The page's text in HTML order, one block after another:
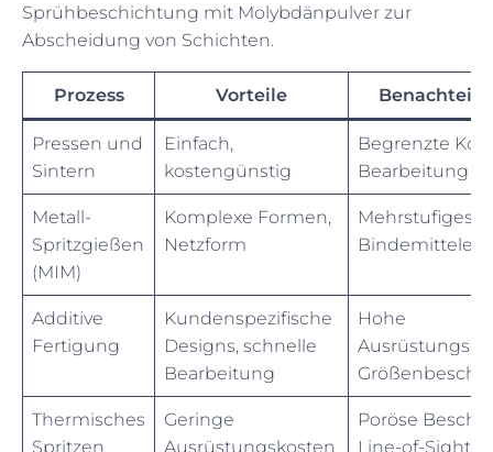
Sprühbeschichtung mit Molybdänpulver zur
Abscheidung von Schichten.
Prozess Vorteile
Pressen und
Sintern
Einfach,
kostengünstig
Begrenzte
Bearbeitung
Metall-
Spritzgießen
(MIM)
Komplexe Formen,
Netzform
Mehrstufiges
Additive
Fertigung
Kundenspezifische
Designs, schnelle
Bearbeitung
Hohe
Thermisches
Spritzen
Geringe
Ausrüstungskosten,
Poröse
Line-of-Sight-